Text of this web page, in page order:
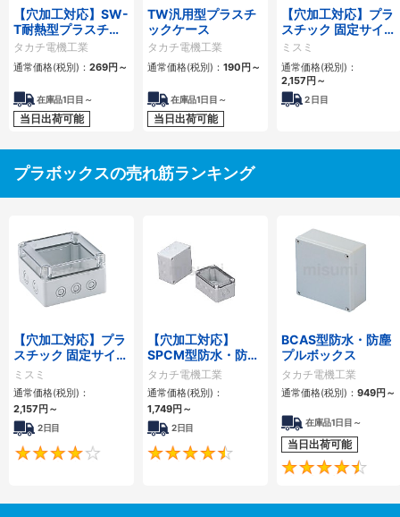
【穴加工対応】SW-
T耐熱型プラスチッ
クケース
タカチ電機工業
通常価格(税別)： 269円 ～
在庫品1日目～
当日出荷可能
TW汎用型プラスチ
ックケース
タカチ電機工業
通常価格(税別)： 190 円 ～
在庫品1日目～
当日出荷可能
【穴加工対応】プラ
スチック 固定サイズ
コントロールボック
ス （ノックアウト
穴） SPCMシリーズ
ミスミ
通常価格(税別)：
2,157 円 ～
2日目
プラボックスの売れ筋ランキング
【穴加工対応】プラ
スチック 固定サイズ
コントロールボック
ス （ノックアウト
穴） SPCMシリーズ
ミスミ
通常価格(税別)：
2,157 円 ～
2日目
4.2
【穴加工対応】
SPCM型防水・防塵
ポリカーボネートボ
ックス
タカチ電機工業
通常価格(税別)：
1,749円 ～
2日目
4.5
BCAS型防水・防塵
プルボックス
タカチ電機工業
通常価格(税別)： 949円 ～
在庫品1日目～
当日出荷可能